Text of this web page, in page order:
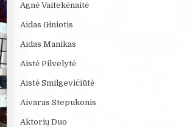
Agnė Vaitekėnaitė
Aidas Giniotis
Aidas Manikas
Aistė Pilvelytė
Aistė Smilgevičiūtė
Aivaras Stepukonis
Aktorių Duo